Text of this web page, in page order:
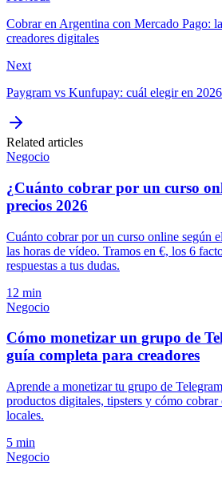
Cobrar en Argentina con Mercado Pago:
creadores digitales
Next
Paygram vs Kunfupay: cuál elegir en 2026
Related articles
Negocio
¿Cuánto cobrar por un curso
precios 2026
Cuánto cobrar por un curso online según
las horas de vídeo. Tramos en €, los 6
respuestas a tus dudas.
12 min
Negocio
Cómo monetizar un grupo de
guía completa para creadores
Aprende a monetizar tu grupo de
productos digitales, tipsters y cómo
locales.
5 min
Negocio